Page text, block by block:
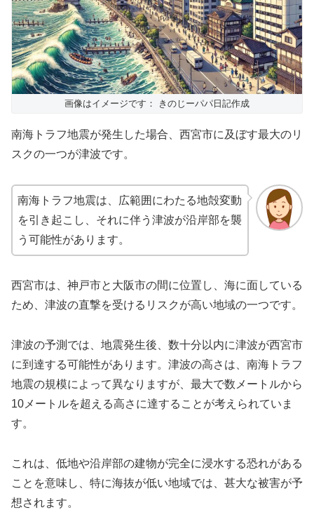
画像はイメージです： きのじーパパ日記作成
南海トラフ地震が発生した場合、西宮市に及ぼす最大のリ
スクの一つが津波です。
南海トラフ地震は、広範囲にわたる地殻変動
を引き起こし、それに伴う津波が沿岸部を襲
う可能性があります。
西宮市は、神戸市と大阪市の間に位置し、海に面している
ため、津波の直撃を受けるリスクが高い地域の一つです。
津波の予測では、地震発生後、数十分以内に津波が西宮市
に到達する可能性があります。津波の高さは、南海トラフ
地震の規模によって異なりますが、最大で数メートルから
10メートルを超える高さに達することが考えられていま
す。
これは、低地や沿岸部の建物が完全に浸水する恐れがある
ことを意味し、特に海抜が低い地域では、甚大な被害が予
想されます。